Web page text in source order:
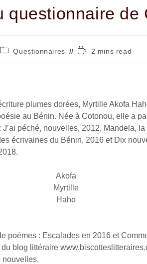
questionnaire de
Questionnaires 2 mins read
plumes dorées, Myrtille Akofa
au Bénin. Née à Cotonou, elle a
péché, nouvelles, 2012, Mandela,
écrivaines du Bénin, 2016 et Dix
Akofa
Myrtille
Haho
poèmes : Escalades en 2016 et
blog littéraire
nouvelles.